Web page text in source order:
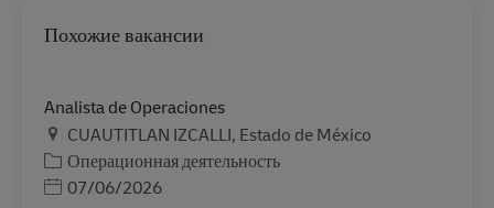
Похожие вакансии
Analista de Operaciones
Местоположение
CUAUTITLAN IZCALLI, Estado de México
Категория
Операционная деятельность
Дата публикации
07/06/2026